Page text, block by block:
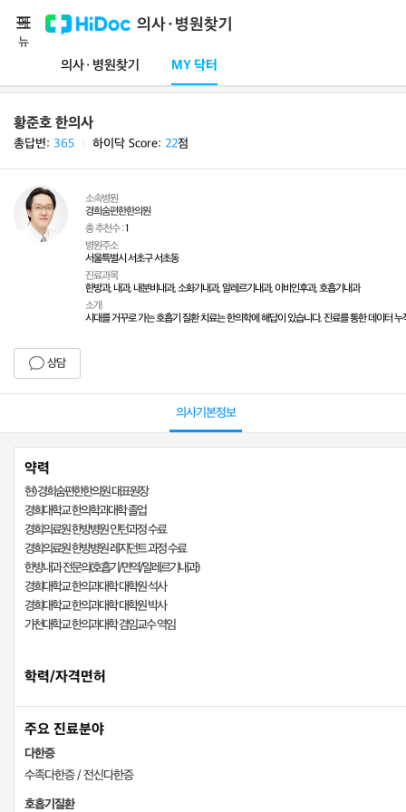
의사·병원찾기
의사·병원찾기 MY 닥터
메
뉴
황준호 한의사
총답변: 365 하이닥 Score: 22점
소속병원
경희숨편한한의원
총 추천수 :1
병원주소
서울특별시 서초구 서초동
진료과목
한방과, 내과, 내분비내과, 소화기내과, 알레르기내과, 이비인후과, 호흡기내과
소개
시대를 거꾸로 가는 호흡기 질환 치료는 한의학에 해답이 있습니다. 진료를 통한 데이터
상담
의사기본정보
약력
현) 경희숨편한한의원 대표원장
경희대학교 한의학과대학 졸업
경희의료원 한방병원 인턴과정 수료
경희의료원 한방병원 레지던트 과정 수료
한방내과 전문의(호흡기/면역/알레르기내과)
경희대학교 한의과대학 대학원 석사
경희대학교 한의과대학 대학원 박사
가천대학교 한의과대학 겸임교수 역임
학력/자격면허
주요 진료분야
다한증
수족다한증 / 전신다한증
호흡기질환